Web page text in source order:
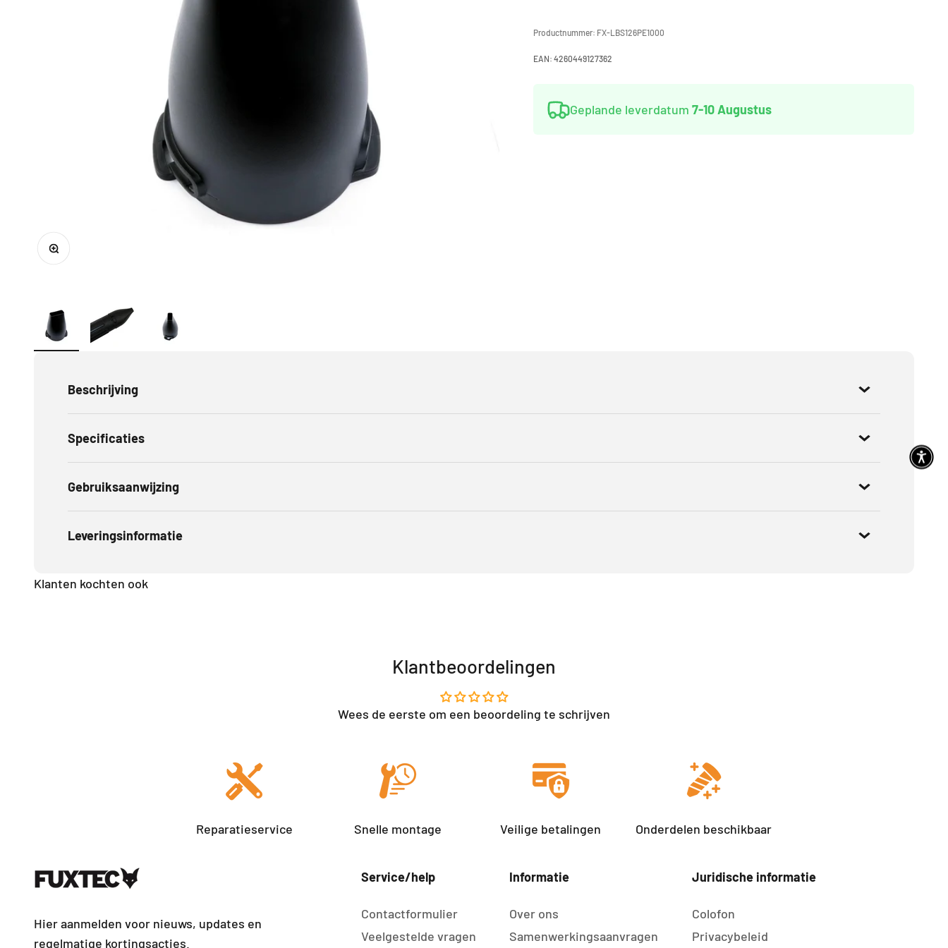
In-/uitzoomen
Productnummer: FX-LBS126PE1000
EAN: 4260449127362
Geplande leverdatum 7-10 Augustus
Beschrijving
Specificaties
Gebruiksaanwijzing
Leveringsinformatie
Klanten kochten ook
Klantbeoordelingen
Wees de eerste om een beoordeling te schrijven
Reparatieservice Snelle montage Veilige betalingen Onderdelen beschikbaar
Hier aanmelden voor nieuws, updates en
regelmatige kortingsacties.
Service/help
Contactformulier
Veelgestelde vragen
Informatie
Over ons
Samenwerkingsaanvragen
Juridische informatie
Colofon
Privacybeleid